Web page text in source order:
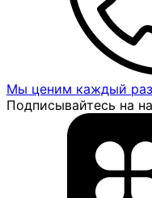
Мы ценим каждый
Подписывайтесь на